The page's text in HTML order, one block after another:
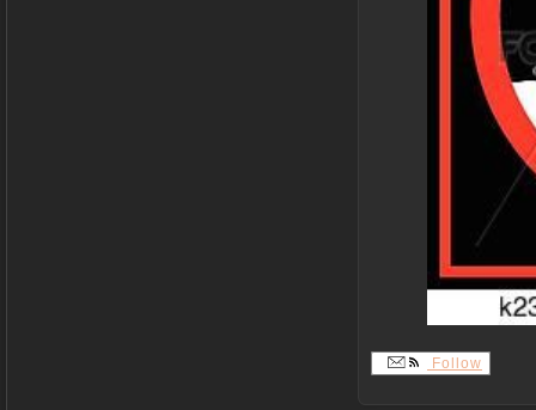
Follow